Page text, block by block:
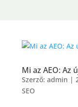
Mi az AEO: Az
Szerző: admin |
SEO